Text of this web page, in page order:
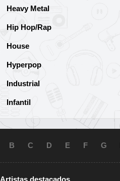
Heavy Metal
Hip Hop/Rap
House
Hyperpop
Industrial
Infantil
B C D E F G
Artistas destacados